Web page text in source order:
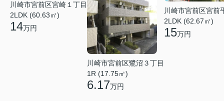
川崎市宮前区宮崎１丁目
2LDK (60.63㎡)
14万円
川崎市宮前区鷺沼３丁目
1R (17.75㎡)
6.17万円
川崎市宮前区宮前
2LDK (62.67㎡)
15万円